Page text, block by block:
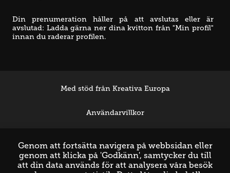
Din prenumeration håller på att avslutas eller är
avslutad: Ladda gärna ner dina kvitton från "Min profil"
innan du raderar profilen.
Med stöd från Kreativa Europa
Användarvillkor
Genom att fortsätta navigera på webbsidan eller
genom att klicka på 'Godkänn', samtycker du till
att din data används för att analysera våra besök